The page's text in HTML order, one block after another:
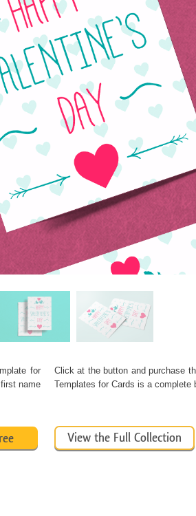
fototöötlus Ehete fotode redigeerimine
for
name
Click at the button and purchase
Templates for Cards is a
View the Full Collection